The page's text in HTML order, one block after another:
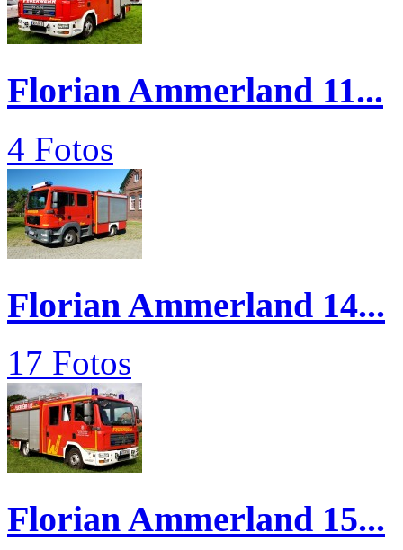
Florian Ammerland 11...
4 Fotos
Florian Ammerland 14...
17 Fotos
Florian Ammerland 15...